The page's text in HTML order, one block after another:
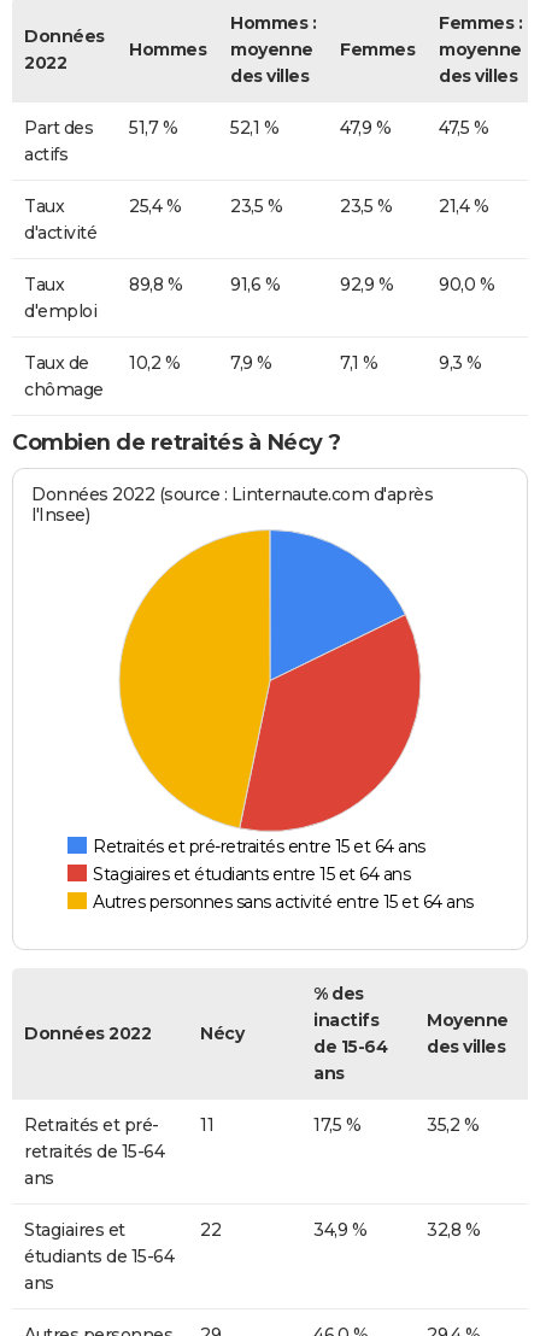
Données
2022
Hommes
Hommes :
moyenne
des villes
Femmes
Femmes :
moyenne
des villes
Part des
actifs
51,7 % 52,1 % 47,9 % 47,5 %
Taux
d'activité
25,4 % 23,5 % 23,5 % 21,4 %
Taux
d'emploi
89,8 % 91,6 % 92,9 % 90,0 %
Taux de
chômage
10,2 % 7,9 % 7,1 % 9,3 %
Combien de retraités à Nécy ?
Données 2022 (source : Linternaute.com d'après
l'Insee)
Retraités et pré-retraités entre 15 et 64 ans
Stagiaires et étudiants entre 15 et 64 ans
Autres personnes sans activité entre 15 et 64 ans
Données 2022 Nécy
% des
inactifs
de 15-64
ans
Moyenne
des villes
Retraités et pré-
retraités de 15-64
ans
11 17,5 % 35,2 %
Stagiaires et
étudiants de 15-64
ans
22 34,9 % 32,8 %